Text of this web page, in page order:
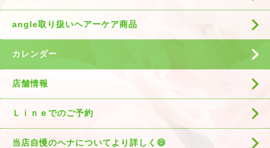
angle取り扱いヘアーケア商品
カレンダー
店舗情報
Ｌｉｎｅでのご予約
当店自慢のヘナについてより詳しく😄